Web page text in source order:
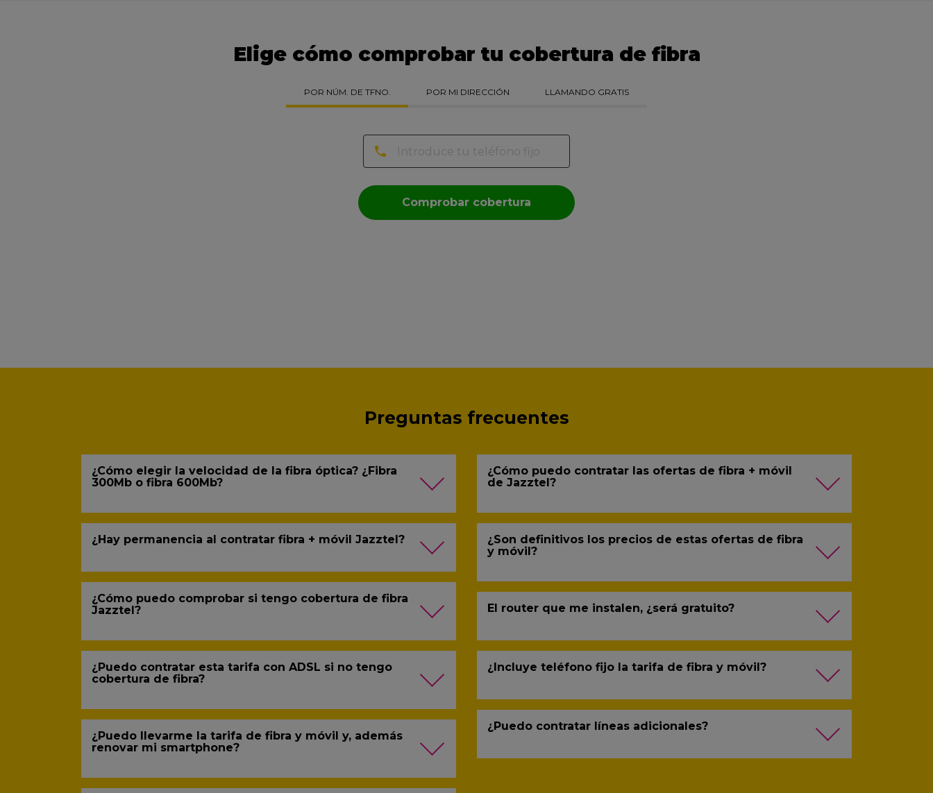
Elige cómo comprobar tu cobertura de fibra
POR NÚM. DE TFNO. POR MI DIRECCIÓN LLAMANDO GRATIS
Comprobar cobertura
Preguntas frecuentes
¿Cómo elegir la velocidad de la fibra óptica? ¿Fibra
300Mb o fibra 600Mb?
¿Hay permanencia al contratar fibra + móvil Jazztel?
¿Cómo puedo comprobar si tengo cobertura de fibra
Jazztel?
¿Puedo contratar esta tarifa con ADSL si no tengo
cobertura de fibra?
¿Puedo llevarme la tarifa de fibra y móvil y, además
renovar mi smartphone?
¿Cómo puedo contratar las ofertas de fibra + móvil
de Jazztel?
¿Son definitivos los precios de estas ofertas de fibra
y móvil?
El router que me instalen, ¿será gratuito?
¿Incluye teléfono fijo la tarifa de fibra y móvil?
¿Puedo contratar líneas adicionales?